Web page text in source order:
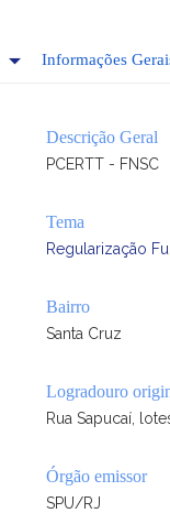
Informações
Descrição Geral
PCERTT - FNSC
Tema
Regularização
Bairro
Santa Cruz
Logradouro
Rua Sapucaí,
Órgão emissor
SPU/RJ